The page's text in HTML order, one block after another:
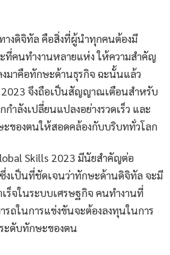
างดิจิทัล คือสิ่งที่ผู้นำทุกคนต้องมี
ที่คนทำงานหลายแห่ง ให้ความสำคัญ
มาคือทักษะด้านธุรกิจ ฉะนั้นแล้ว
2023 จึงถือเป็นสัญญาณเตือนสำหรับ
ำลังเปลี่ยนแปลงอย่างรวดเร็ว และ
ะของตนให้สอดคล้องกับบริบททั่วโลก
Skills 2023 มีนัยสำคัญต่อ
งเป็นที่ชัดเจนว่าทักษะด้านดิจิทัล จะมี
ร็จในระบบเศรษฐกิจ คนทำงานที่
รถในการแข่งขันจะต้องลงทุนในการ
ะดับทักษะของตน